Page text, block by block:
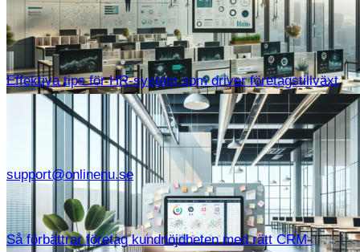
IT
Information
Effektiva tips för HR-system som driver företagstillväxt
Så förbättrar företag kundnöjdheten med rätt CRM-
support@onlinenu.se